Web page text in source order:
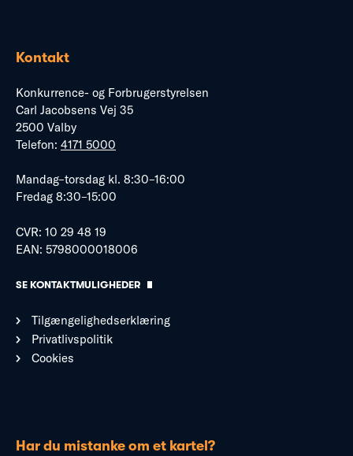
Kontakt
Konkurrence- og Forbrugerstyrelsen
Carl Jacobsens Vej 35
2500 Valby
Telefon: 4171 5000
Mandag–torsdag kl. 8:30–16:00
Fredag 8:30–15:00
CVR: 10 29 48 19
EAN: 5798000018006
SE KONTAKTMULIGHEDER
Tilgængelighedserklæring
Privatlivspolitik
Cookies
Har du mistanke om et kartel?